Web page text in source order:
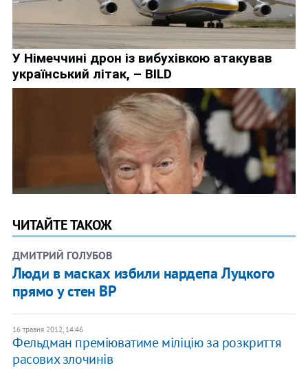
ЧИТАЙТЕ ТАКОЖ
ДМИТРИЙ ГОЛУБОВ
Люди в масках избили нардепа Луцкого
прямо у стен ВР
16 травня 2012, 14:46
Фельдман преміюватиме міліцію за розкриття
расових злочинів